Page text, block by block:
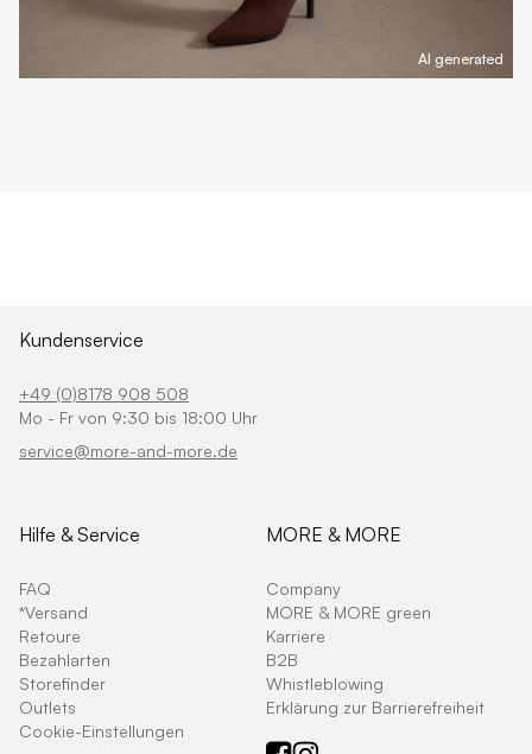
AI generated
Kundenservice
+49 (0)8178 908 508
Mo - Fr von 9:30 bis 18:00 Uhr
service@more-and-more.de
Hilfe & Service
FAQ
*Versand
Retoure
Bezahlarten
Storefinder
Outlets
Cookie-Einstellungen
MORE & MORE
Company
MORE & MORE green
Karriere
B2B
Whistleblowing
Erklärung zur Barrierefreiheit